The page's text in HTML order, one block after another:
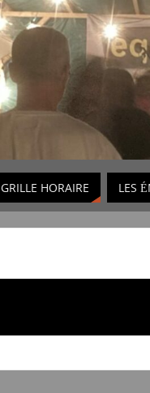
GRILLE HORAIRE LES